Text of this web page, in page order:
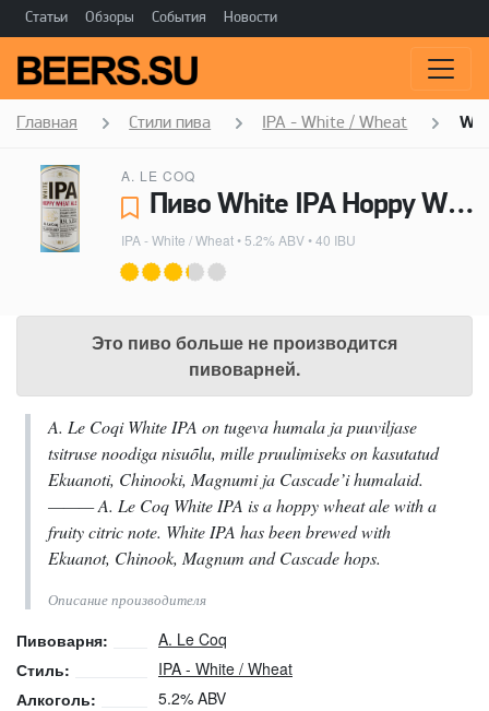
Статьи Обзоры События Новости
Главная Стили пива IPA - White / Wheat
A. LE COQ
Пиво White IPA Hoppy Wheat Ale - A. Le Coq
IPA - White / Wheat• 5.2% ABV • 40 IBU
Это пиво больше не производится
пивоварней.
A. Le Coqi White IPA on tugeva humala ja puuviljase
tsitruse noodiga nisuõlu, mille pruulimiseks on kasutatud
Ekuanoti, Chinooki, Magnumi ja Cascade’i humalaid.
——— A. Le Coq White IPA is a hoppy wheat ale with a
fruity citric note. White IPA has been brewed with
Ekuanot, Chinook, Magnum and Cascade hops.
Описание производителя
Пивоварня:
A. Le Coq
Стиль:
IPA - White / Wheat
Алкоголь:
5.2% ABV